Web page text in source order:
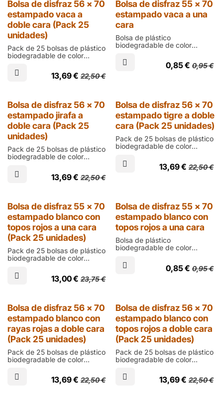
para grupos de niños en
guarderías, escuelas y
ludotecas
Bolsa de disfraz 56 x 70
estampado vaca a
doble cara (Pack 25
unidades)
Pack de 25 bolsas de plástico
biodegradable de color
impresas a doble cara de talla
infantil de 700 mm de alto,
disfraces de vaca o dalmata
para grupos de niños en
guarderías, escuelas y
ludotecas
13,69€ 22,50€
Outlet
Bolsa de disfraz 55 x 70
estampado vaca a una
cara
Bolsa de plástico
biodegradable de color
impresas a una cara de talla
infantil de 700 mm de alto,
0,85€ 0,95€
Bolsa de disfraz 56 x 70
estampado jirafa a
doble cara (Pack 25
unidades)
Pack de 25 bolsas de plástico
biodegradable de color
impresas a doble cara de talla
infantil de 700 mm de alto,
disfraces de jirafa para
grupos de niños en
guarderías, escuelas y
ludotecas
13,69€ 22,50€
Bolsa de disfraz 56 x 70
estampado tigre a doble
cara (Pack 25 unidades)
Pack de 25 bolsas de plástico
biodegradable de color
impresas a doble cara de talla
infantil de 700 mm de alto,
escuelas y ludotecas
13,69€ 22,50€
Outlet
Bolsa de disfraz 55 x 70
estampado blanco con
topos rojos a una cara
(Pack 25 unidades)
Pack de 25 bolsas de plástico
biodegradable de color
impresas a una cara de talla
infantil de 700 mm de alto,
payaso
13,00€ 23,75€
Outlet
Bolsa de disfraz 55 x 70
estampado blanco con
topos rojos a una cara
Bolsa de plástico
biodegradable de color
impresas a una cara de talla
infantil de 700 mm de alto,
0,85€ 0,95€
Bolsa de disfraz 56 x 70
estampado blanco con
rayas rojas a doble cara
(Pack 25 unidades)
Pack de 25 bolsas de plástico
biodegradable de color
impresas a doble cara de talla
infantil de 700 mm de alto,
13,69€ 22,50€
Bolsa de disfraz 56 x 70
estampado blanco con
topos rojos a doble cara
(Pack 25 unidades)
Pack de 25 bolsas de plástico
biodegradable de color
impresas a doble cara de talla
infantil de 700 mm de alto,
13,69€ 22,50€